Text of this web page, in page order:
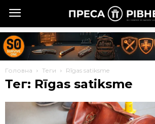
Головна Теги Rīgas satiksme
Тег: Rīgas satiksme